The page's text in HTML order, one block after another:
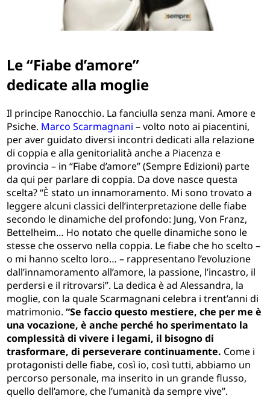
Le “Fiabe d’amore”
dedicate alla moglie
Il principe Ranocchio. La fanciulla senza mani. Amore e
Psiche. Marco Scarmagnani – volto noto ai piacentini,
per aver guidato diversi incontri dedicati alla relazione
di coppia e alla genitorialità anche a Piacenza e
provincia – in “Fiabe d’amore” (Sempre Edizioni) parte
da qui per parlare di coppia. Da dove nasce questa
scelta? “È stato un innamoramento. Mi sono trovato a
leggere alcuni classici dell’interpretazione delle fiabe
secondo le dinamiche del profondo: Jung, Von Franz,
Bettelheim… Ho notato che quelle dinamiche sono le
stesse che osservo nella coppia. Le fiabe che ho scelto –
o mi hanno scelto loro… – rappresentano l’evoluzione
dall’innamoramento all’amore, la passione, l’incastro, il
perdersi e il ritrovarsi”. La dedica è ad Alessandra, la
moglie, con la quale Scarmagnani celebra i trent’anni di
matrimonio.“Se faccio questo mestiere, che per me è
una vocazione, è anche perché ho sperimentato la
complessità di vivere i legami, il bisogno di
trasformare, di perseverare continuamente. Come i
protagonisti delle fiabe, così io, così tutti, abbiamo un
percorso personale, ma inserito in un grande flusso,
quello dell’amore, che l’umanità da sempre vive”.